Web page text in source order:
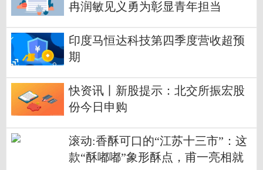
冉润敏见义勇为彰显青年担当
印度马恒达科技第四季度营收超预
期
快资讯丨新股提示：北交所振宏股
份今日申购
滚动:香酥可口的“江苏十三市”：这
款“酥嘟嘟”象形酥点，甫一亮相就